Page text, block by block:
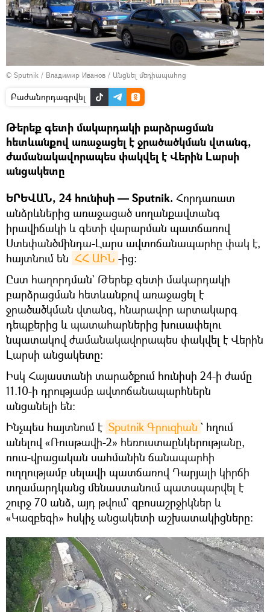
© Sputnik / Владимир Иванов / Անցնել մեդիապահոց
Բաժանորդագրվել
Թերեք գետի մակարդակի բարձրացման
հետևանքով առաջացել է ջրածածկման վտանգ,
ժամանակավորապես փակվել է Վերին Լարսի
անցակետը
ԵՐԵՎԱՆ, 24 հունիսի — Sputnik. Հորդառատ
անձրևներից առաջացած սողանքավտանգ
իրավիճակի և գետի վարարման պատճառով
Ստեփանծմինդա-Լարս ավտոճանապարհը փակ է,
հայտնում են ՀՀ ԱԻՆ -ից։
Ըստ հաղորդման` Թերեք գետի մակարդակի
բարձրացման հետևանքով առաջացել է
ջրածածկման վտանգ, հնարավոր արտակարգ
դեպքերից և պատահարներից խուսափելու
նպատակով ժամանակավորապես փակվել է Վերին
Լարսի անցակետը:
Իսկ Հայաստանի տարածքում հունիսի 24-ի ժամը
11.10-ի դրությամբ ավտոճանապարհներն
անցանելի են:
Ինչպես հայտնում է Sputnik Գրուզիան ` հղում
անելով «Ռուսթավի-2» հեռուստաընկերությանը,
ռուս-վրացական սահմանին ճանապարհի
ուղղությամբ սելավի պատճառով Դարյալի կիրճի
տղամարդկանց մենաստանում պատսպարվել է
շուրջ 70 անձ, այդ թվում` զբոսաշրջիկներ և
«Կազբեգի» հսկիչ անցակետի աշխատակիցները։